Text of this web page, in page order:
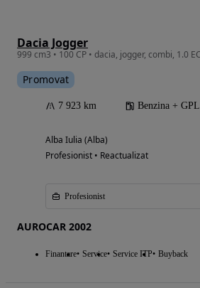
Dacia Jogger
Promovat
7 923 km Benzina + GPL
Alba Iulia (Alba)
Profesionist • Reactualizat
Profesionist
AUROCAR 2002
Finantare Service Service ITP Buyback